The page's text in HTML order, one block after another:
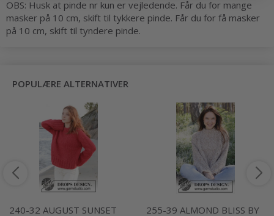
OBS: Husk at pinde nr kun er vejledende. Får du for mange
masker på 10 cm, skift til tykkere pinde. Får du for få masker
på 10 cm, skift til tyndere pinde.
POPULÆRE ALTERNATIVER
240-32 AUGUST SUNSET
255-39 ALMOND BLISS BY